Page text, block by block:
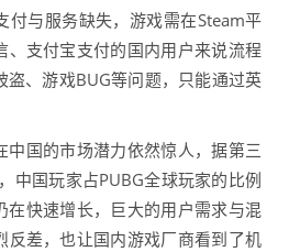
付与服务缺失，游戏需在Steam平
、支付宝支付的国内用户来说流程
盗、游戏BUG等问题，只能通过英
中国的市场潜力依然惊人，据第三
中国玩家占PUBG全球玩家的比例
在快速增长，巨大的用户需求与混
反差，也让国内游戏厂商看到了机